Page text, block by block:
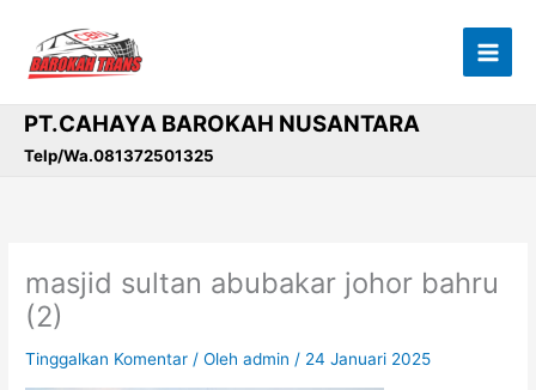
konten
PT.CAHAYA BAROKAH NUSANTARA
Telp/Wa.081372501325
masjid sultan abubakar johor bahru
(2)
Tinggalkan Komentar / Olehadmin / 24 Januari 2025